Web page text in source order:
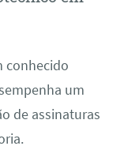
conhecido
um
de assinaturas